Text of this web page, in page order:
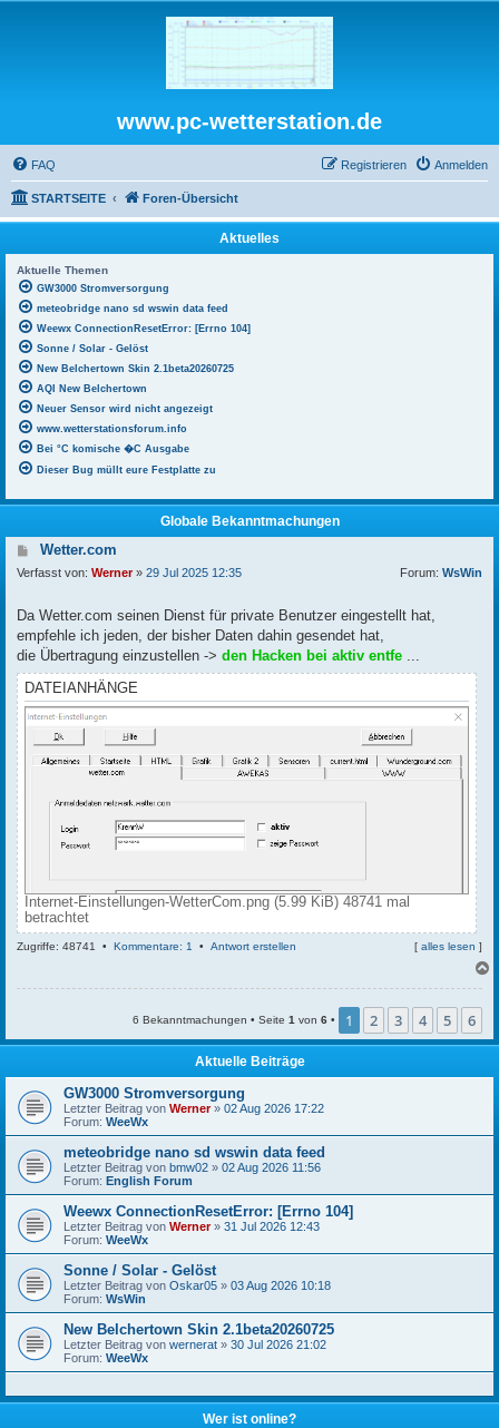
www.pc-wetterstation.de
FAQ Anmelden
Registrieren
STARTSEITE Foren-Übersicht
Aktuelles
Aktuelle Themen
GW3000 Stromversorgung
meteobridge nano sd wswin data feed
Weewx ConnectionResetError: [Errno 104]
Sonne / Solar - Gelöst
New Belchertown Skin 2.1beta20260725
AQI New Belchertown
Neuer Sensor wird nicht angezeigt
www.wetterstationsforum.info
Bei °C komische �C Ausgabe
Dieser Bug müllt eure Festplatte zu
Globale Bekanntmachungen
Wetter.com
Verfasst von: Werner» 29 Jul 2025 12:35 Forum: WsWin
Da Wetter.com seinen Dienst für private Benutzer eingestellt hat,
empfehle ich jeden, der bisher Daten dahin gesendet hat,
die Übertragung einzustellen -> den Hacken bei aktiv entfe ...
DATEIANHÄNGE
Internet-Einstellungen-WetterCom.png (5.99 KiB) 48741 mal
betrachtet
Zugriffe: 48741 • Kommentare: 1 • Antwort erstellen [ alles lesen ]
b
n
6 Bekanntmachungen • Seite 1 von 6 • 1 2 3 4 5 6
Aktuelle Beiträge
GW3000 Stromversorgung
Letzter Beitrag von Werner» 02 Aug 2026 17:22
Forum: WeeWx
meteobridge nano sd wswin data feed
Letzter Beitrag von bmw02 » 02 Aug 2026 11:56
Forum: English Forum
Weewx ConnectionResetError: [Errno 104]
Letzter Beitrag von Werner» 31 Jul 2026 12:43
Forum: WeeWx
Sonne / Solar - Gelöst
Letzter Beitrag von Oskar05 » 03 Aug 2026 10:18
Forum: WsWin
New Belchertown Skin 2.1beta20260725
Letzter Beitrag von wernerat » 30 Jul 2026 21:02
Forum: WeeWx
Wer ist online?